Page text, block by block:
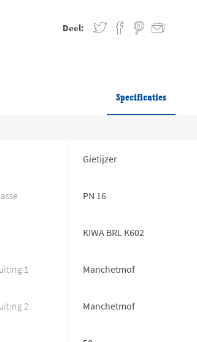
Deel:
Specificaties
Gietijzer
PN 16
KIWA BRL K602
1 Manchetmof
2 Manchetmof